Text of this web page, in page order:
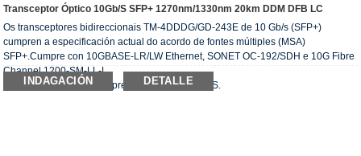
Transceptor Óptico 10Gb/s SFP+ 1270nm/1330nm 20km DDM DFB LC
Os transceptores bidireccionais TM-4DDDG/GD-243E de 10 Gb/s (SFP+)
cumpren a especificación actual do acordo de fontes múltiples (MSA)
SFP+.Cumpre con 10GBASE-LR/LW Ethernet, SONET OC-192/SDH e 10G Fibre
Channel 1200-SM-LL-L.
O transceptor óptico cumpre cos requisitos RoHS.
INDAGACIÓN DETALLE